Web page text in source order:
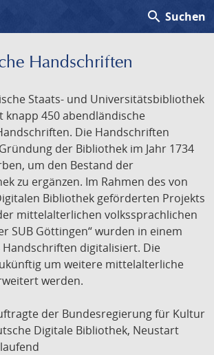
search Suchen
Handschriften
Staats- und Universitätsbibliothek
knapp 450 abendländische
Die Handschriften
der Bibliothek im Jahr 1734
um den Bestand der
zu ergänzen. Im Rahmen des von
Bibliothek geförderten Projekts
mittelalterlichen volkssprachlichen
SUB Göttingen“ wurden in einem
digitalisiert. Die
um weitere mittelalterliche
werden.
der Bundesregierung für Kultur
Digitale Bibliothek, Neustart
laufend